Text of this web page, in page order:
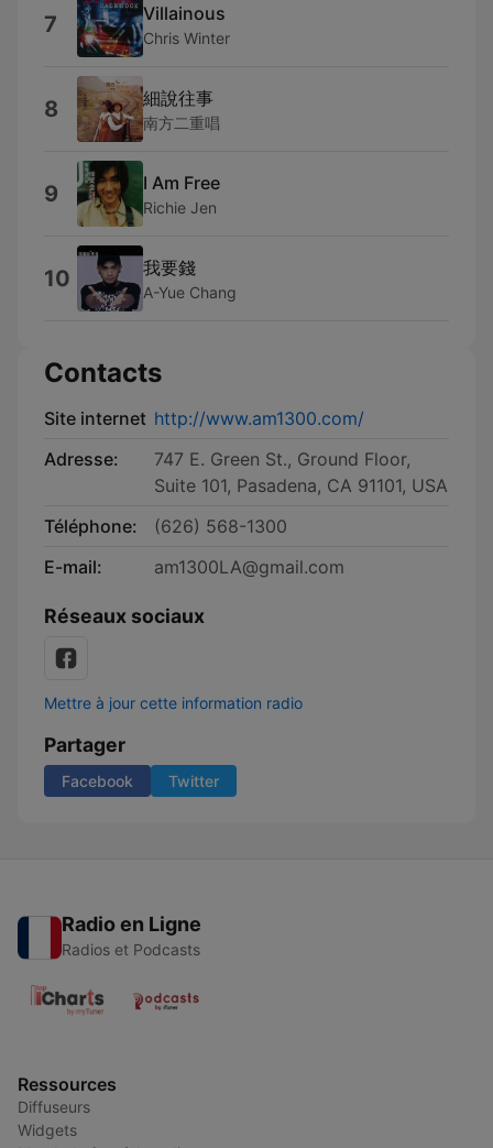
7 Villainous
Chris Winter
8 細說往事
南方二重唱
9 I Am Free
Richie Jen
10 我要錢
A-Yue Chang
Contacts
Site internet http://www.am1300.com/
Adresse:
747 E. Green St., Ground Floor,
Suite 101, Pasadena, CA 91101, USA
Téléphone:
(626) 568-1300
E-mail:
am1300LA@gmail.com
Réseaux sociaux
Mettre à jour cette information radio
Partager
Facebook Twitter
Radio en Ligne
Radios et Podcasts
Ressources
Diffuseurs
Widgets